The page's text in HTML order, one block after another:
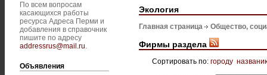
По всем вопросам
касающихся работы
ресурса Адреса Перми и
добавления в справочник
пишите по адресу
addressrus@mail.ru.
Объявления
Экология
Главная страница Общество,
Фирмы раздела
Сортировать по: городу